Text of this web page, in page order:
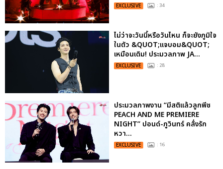
EXCLUSIVE : 34
ไม่ว่าจะวันนี้หรือวันไหน ก็จะยังภูมิใจ
ในตัว &QUOT;แจบอม&QUOT;
เหมือนเดิม! ประมวลภาพ JA...
EXCLUSIVE : 28
ประมวลภาพงาน “มีสติแล้วลูกพีช
PEACH AND ME PREMIERE
NIGHT” ปอนด์-ภูวินทร์ คลั่งรัก
หวา...
EXCLUSIVE : 16